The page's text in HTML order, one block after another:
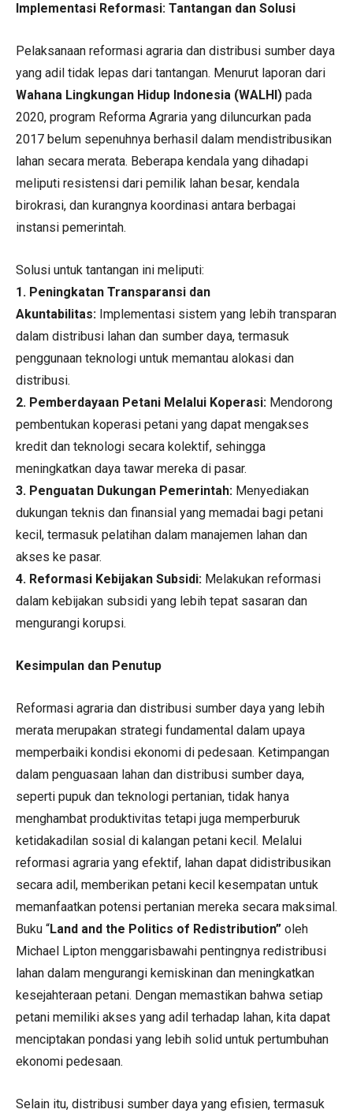
Implementasi Reformasi: Tantangan dan Solusi
Pelaksanaan reformasi agraria dan distribusi sumber daya
yang adil tidak lepas dari tantangan. Menurut laporan dari
Wahana Lingkungan Hidup Indonesia (WALHI) pada
2020, program Reforma Agraria yang diluncurkan pada
2017 belum sepenuhnya berhasil dalam mendistribusikan
lahan secara merata. Beberapa kendala yang dihadapi
meliputi resistensi dari pemilik lahan besar, kendala
birokrasi, dan kurangnya koordinasi antara berbagai
instansi pemerintah.
Solusi untuk tantangan ini meliputi:
1. Peningkatan Transparansi dan
Akuntabilitas: Implementasi sistem yang lebih transparan
dalam distribusi lahan dan sumber daya, termasuk
penggunaan teknologi untuk memantau alokasi dan
distribusi.
2. Pemberdayaan Petani Melalui Koperasi: Mendorong
pembentukan koperasi petani yang dapat mengakses
kredit dan teknologi secara kolektif, sehingga
meningkatkan daya tawar mereka di pasar.
3. Penguatan Dukungan Pemerintah: Menyediakan
dukungan teknis dan finansial yang memadai bagi petani
kecil, termasuk pelatihan dalam manajemen lahan dan
akses ke pasar.
4. Reformasi Kebijakan Subsidi: Melakukan reformasi
dalam kebijakan subsidi yang lebih tepat sasaran dan
mengurangi korupsi.
Kesimpulan dan Penutup
Reformasi agraria dan distribusi sumber daya yang lebih
merata merupakan strategi fundamental dalam upaya
memperbaiki kondisi ekonomi di pedesaan. Ketimpangan
dalam penguasaan lahan dan distribusi sumber daya,
seperti pupuk dan teknologi pertanian, tidak hanya
menghambat produktivitas tetapi juga memperburuk
ketidakadilan sosial di kalangan petani kecil. Melalui
reformasi agraria yang efektif, lahan dapat didistribusikan
secara adil, memberikan petani kecil kesempatan untuk
memanfaatkan potensi pertanian mereka secara maksimal.
Buku “Land and the Politics of Redistribution” oleh
Michael Lipton menggarisbawahi pentingnya redistribusi
lahan dalam mengurangi kemiskinan dan meningkatkan
kesejahteraan petani. Dengan memastikan bahwa setiap
petani memiliki akses yang adil terhadap lahan, kita dapat
menciptakan pondasi yang lebih solid untuk pertumbuhan
ekonomi pedesaan.
Selain itu, distribusi sumber daya yang efisien, termasuk